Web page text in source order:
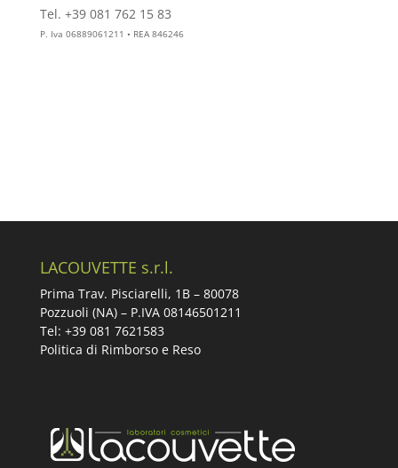
Tel. +39 081 762 15 83
P. Iva 06889061211 • REA 846246
LACOUVETTE s.r.l.
Prima Trav. Pisciarelli, 1B – 80078
Pozzuoli (NA) – P.IVA 08146501211
Tel: +39 081 7621583
Politica di Rimborso e Reso